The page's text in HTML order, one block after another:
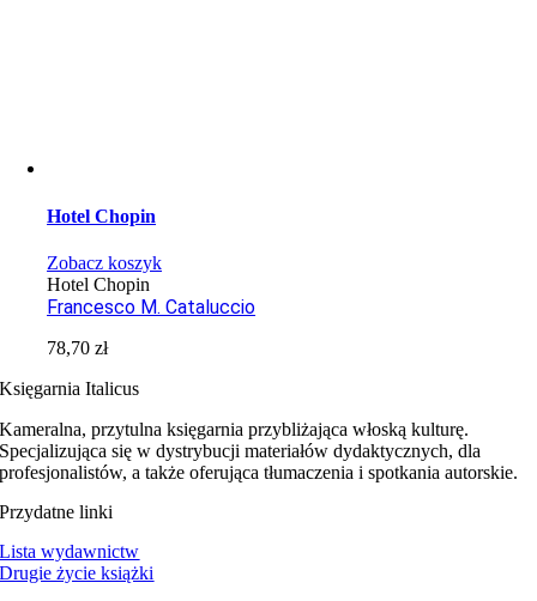
Hotel Chopin
Zobacz koszyk
Hotel Chopin
Francesco M. Cataluccio
78,70zł
Księgarnia Italicus
Kameralna, przytulna księgarnia przybliżająca włoską kulturę.
Specjalizująca się w dystrybucji materiałów dydaktycznych, dla
profesjonalistów, a także oferująca tłumaczenia i spotkania autorskie.
Przydatne linki
Lista wydawnictw
Drugie życie książki